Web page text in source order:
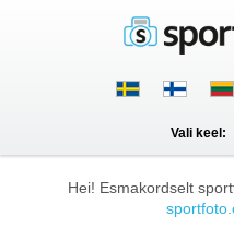
Vali keel:
Hei! Esmakordselt